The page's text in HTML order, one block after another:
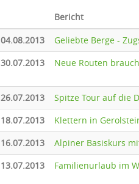
Bericht
04.08.2013
Geliebte Berge -
30.07.2013
Neue Routen
26.07.2013 Spitze Tour auf die
18.07.2013
Klettern in
16.07.2013
Alpiner Basiskurs
13.07.2013
Familienurlaub im